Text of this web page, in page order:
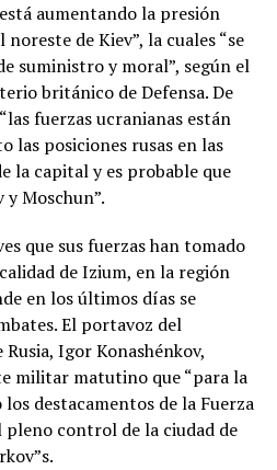
aumentando la presión
de Kiev”, la cuales “se
suministro y moral”, según el
británico de Defensa. De
fuerzas ucranianas están
las posiciones rusas en las
la capital y es probable que
Moschun”.
que sus fuerzas han tomado
de Izium, en la región
en los últimos días se
El portavoz del
Igor Konashénkov,
militar matutino que “para la
destacamentos de la Fuerza
control de la ciudad de